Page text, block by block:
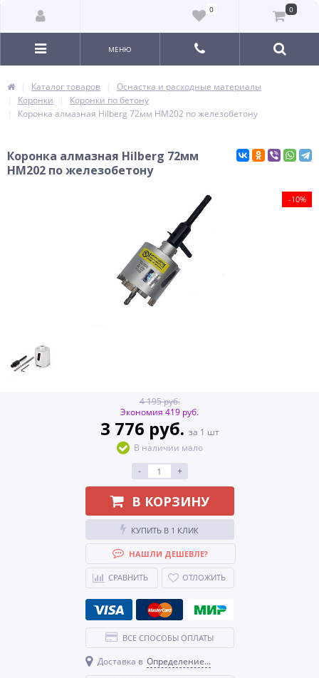
0 0
МЕНЮ
Каталог товаров
Оснастка и расходные материалы
Коронки
Коронки по бетону
Коронка алмазная Hilberg 72мм HM202 по железобетону
Коронка алмазная Hilberg 72мм
HM202 по железобетону
-10%
4 195 руб.
Экономия 419 руб.
3 776 руб. за 1 шт
В наличии мало
-
+
В КОРЗИНУ
КУПИТЬ В 1 КЛИК
НАШЛИ ДЕШЕВЛЕ?
СРАВНИТЬ ОТЛОЖИТЬ
ВСЕ СПОСОБЫ ОПЛАТЫ
Доставка в Определение...